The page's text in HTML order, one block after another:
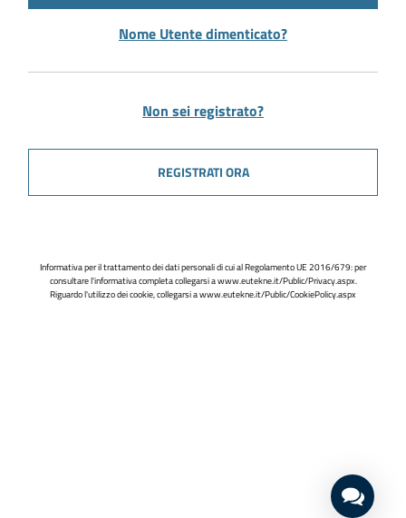
Nome Utente dimenticato?
Non sei registrato?
REGISTRATI ORA
Informativa per il trattamento dei dati personali di cui al Regolamento UE 2016/679: per
consultare l'informativa completa collegarsi awww.eutekne.it/Public/Privacy.aspx.
Riguardo l'utilizzo dei cookie, collegarsi awww.eutekne.it/Public/CookiePolicy.aspx